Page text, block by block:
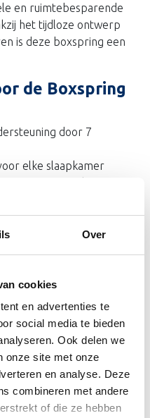
Over
cookies
en advertenties te
social media te bieden
Ook delen we
onze site met onze
en analyse. Deze
combineren met andere
of die ze hebben
en ruimtebesparende
het tijdloze ontwerp
is deze boxspring een
de Boxspring
door 7
elke slaapkamer
voor kleinere
met een
Dit matras bevat
die met elkaar
een stevige en
de open structuur
ventilatie en een
een comfortabele